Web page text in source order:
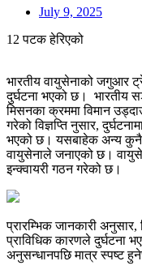
July 9, 2025
12 पटक हेरिएको
भारतीय वायुसेनाको जगुआर
दुर्घटना भएको छ। भारतीय
मिसनका क्रममा विमान
गरेको विज्ञप्ति नुसार,
भएको छ। यसबाहेक अन्य कुनै
वायुसेनाले जनाएको छ।
इन्क्वायरी गठन गरेको छ।
प्रारम्भिक जानकारी अनुसार,
प्राविधिक कारणले दुर्घटना
अनुसन्धानपछि मात्र स्पष्ट